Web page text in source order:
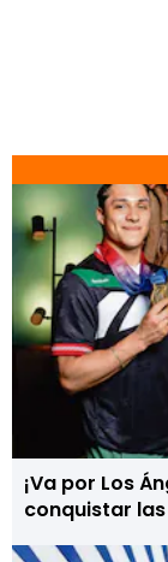
¡Va por Los
conquistar